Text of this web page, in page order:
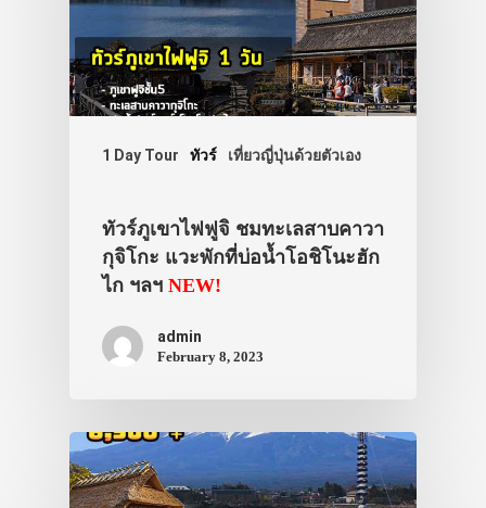
1 Day Tour ทัวร์ เที่ยวญี่ปุ่นด้วยตัวเอง
ทัวร์ภูเขาไฟฟูจิ ชมทะเลสาบคาวา
กุจิโกะ แวะพักที่บ่อน้ำโอชิโนะฮัก
ไก ฯลฯ NEW!
admin
February 8, 2023